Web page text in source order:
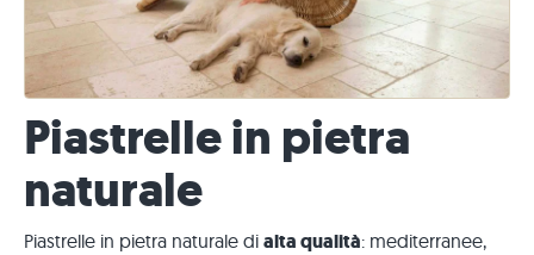
Piastrelle in pietra
naturale
Piastrelle in pietra naturale di alta qualità: mediterranee,